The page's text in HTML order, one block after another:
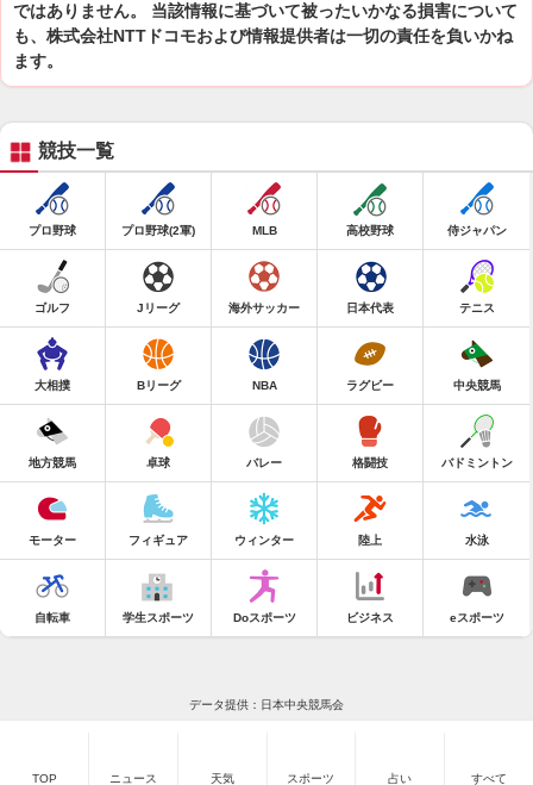
ではありません。 当該情報に基づいて被ったいかなる損害について
も、株式会社NTTドコモおよび情報提供者は一切の責任を負いかね
ます。
競技一覧
プロ野球 プロ野球(2軍) MLB 高校野球 侍ジャパン
ゴルフ Jリーグ 海外サッカー 日本代表 テニス
大相撲 Bリーグ NBA ラグビー 中央競馬
地方競馬 卓球 バレー 格闘技 バドミントン
モーター フィギュア ウィンター 陸上 水泳
自転車 学生スポーツ Doスポーツ ビジネス eスポーツ
データ提供：日本中央競馬会
TOP ニュース 天気 スポーツ 占い すべて